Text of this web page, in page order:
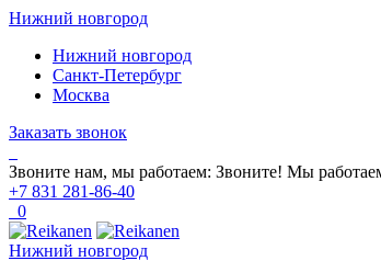
Нижний новгород
Нижний новгород
Санкт-Петербург
Москва
Заказать звонок
Звоните нам, мы работаем: Звоните! Мы
+7 831 281-86-40
0
Нижний новгород